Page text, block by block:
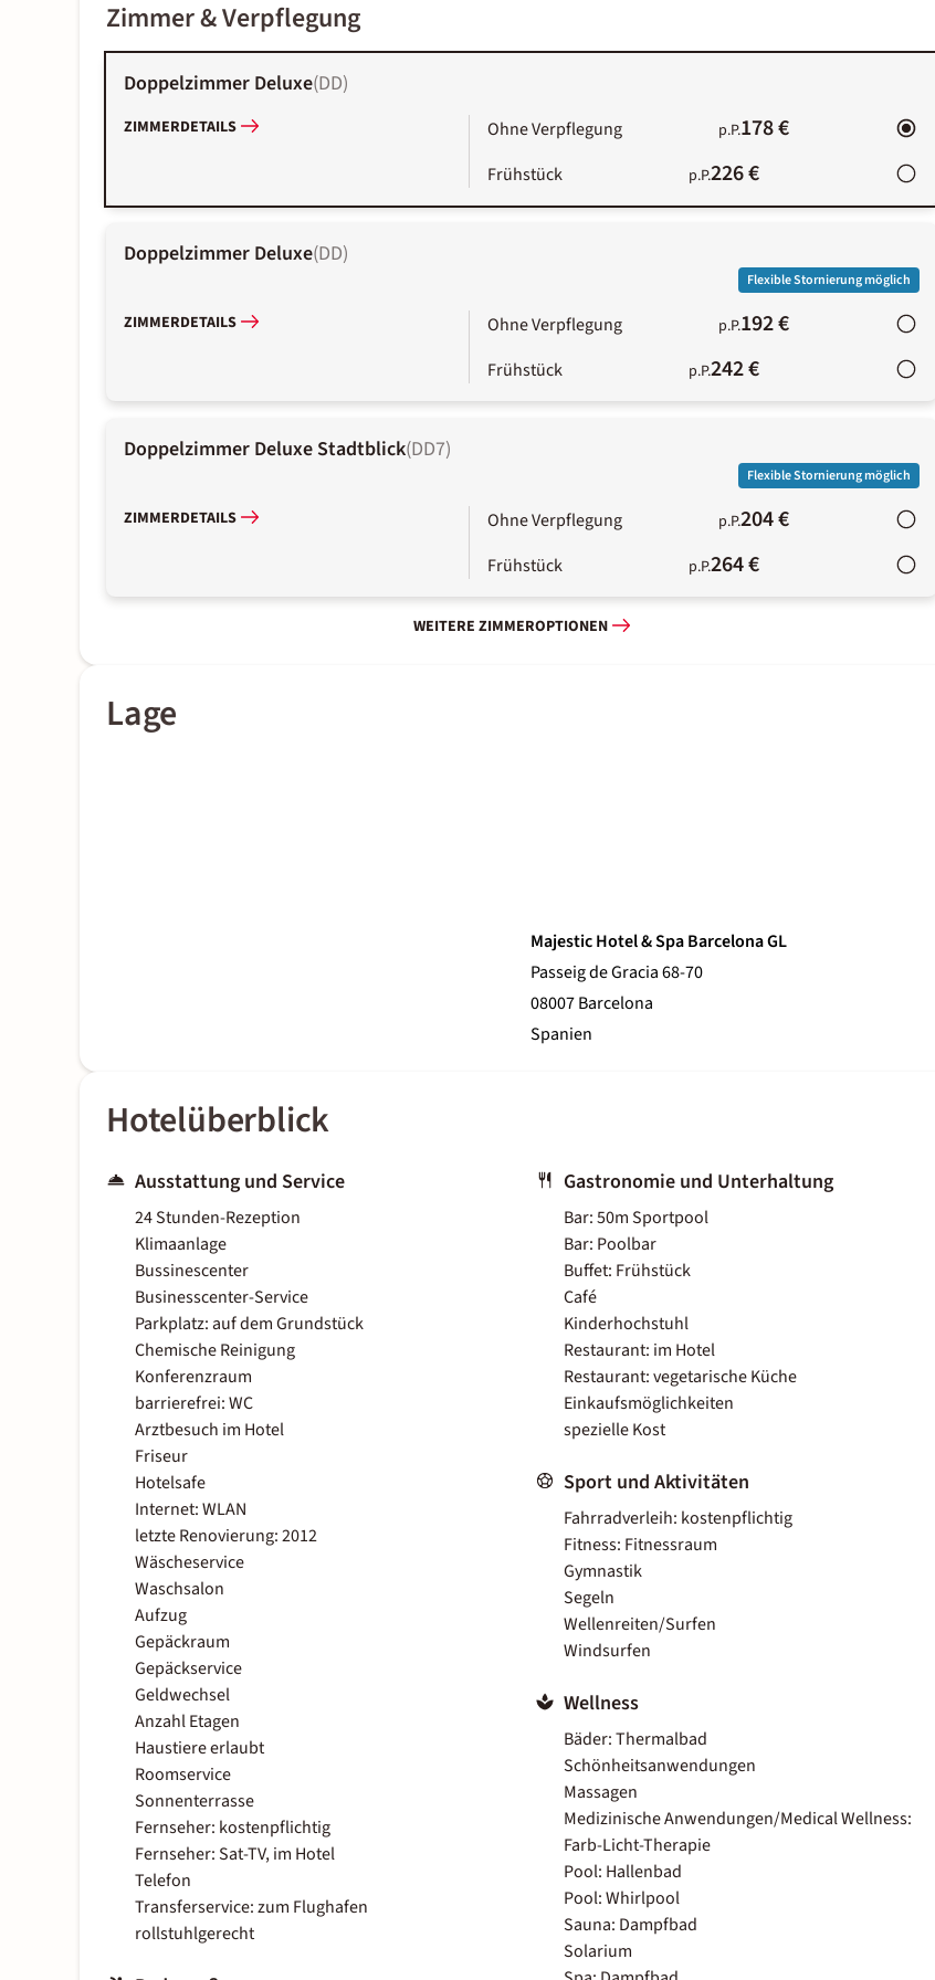
Zimmer & Verpflegung
Doppelzimmer Deluxe(DD)
ZIMMERDETAILS Ohne Verpflegung p.P.178 €
Frühstück p.P.226 €
Doppelzimmer Deluxe(DD)
Flexible Stornierung möglich
ZIMMERDETAILS Ohne Verpflegung p.P.192 €
Frühstück p.P.242 €
Doppelzimmer Deluxe Stadtblick(DD7)
Flexible Stornierung möglich
ZIMMERDETAILS Ohne Verpflegung p.P.204 €
Frühstück p.P.264 €
WEITERE ZIMMEROPTIONEN
Lage
Majestic Hotel & Spa Barcelona GL
Passeig de Gracia 68-70
08007 Barcelona
Spanien
Hotelüberblick
Ausstattung und Service
24 Stunden-Rezeption
Klimaanlage
Bussinescenter
Businesscenter-Service
Parkplatz: auf dem Grundstück
Chemische Reinigung
Konferenzraum
barrierefrei: WC
Arztbesuch im Hotel
Friseur
Hotelsafe
Internet: WLAN
letzte Renovierung: 2012
Wäscheservice
Waschsalon
Aufzug
Gepäckraum
Gepäckservice
Geldwechsel
Anzahl Etagen
Haustiere erlaubt
Roomservice
Sonnenterrasse
Fernseher: kostenpflichtig
Fernseher: Sat-TV, im Hotel
Telefon
Transferservice: zum Flughafen
rollstuhlgerecht
Gastronomie und Unterhaltung
Bar: 50m Sportpool
Bar: Poolbar
Buffet: Frühstück
Café
Kinderhochstuhl
Restaurant: im Hotel
Restaurant: vegetarische Küche
Einkaufsmöglichkeiten
spezielle Kost
Sport und Aktivitäten
Fahrradverleih: kostenpflichtig
Fitness: Fitnessraum
Gymnastik
Segeln
Wellenreiten/Surfen
Windsurfen
Wellness
Bäder: Thermalbad
Schönheitsanwendungen
Massagen
Medizinische Anwendungen/Medical Wellness:
Farb-Licht-Therapie
Pool: Hallenbad
Pool: Whirlpool
Sauna: Dampfbad
Solarium